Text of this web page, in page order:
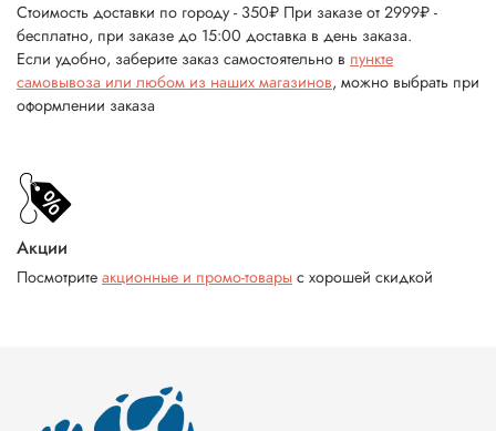
Стоимость доставки по городу - 350₽ При заказе от 2999₽ -
бесплатно, при заказе до 15:00 доставка в день заказа.
Если удобно, заберите заказ самостоятельно в пункте
самовывоза или любом из наших магазинов, можно выбрать при
оформлении заказа
Акции
Посмотрите акционные и промо-товары с хорошей скидкой